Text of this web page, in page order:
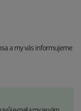
a my vás informujeme